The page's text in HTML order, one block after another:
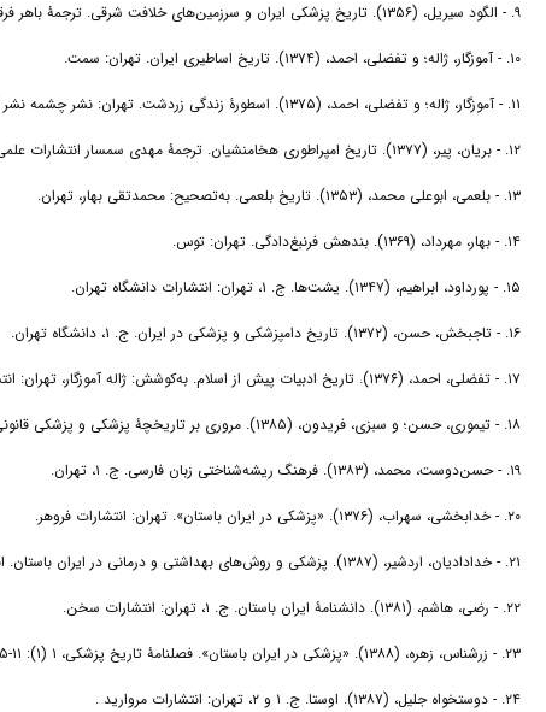
۹. - الگود سیریل، (۱۳۵۶). تاریخ پزشکی ایران و سرزمین‌های خلافت شرقی. ترجمۀ باهر فرقانی تهران: انتشارات امیرکبیر.
۱۰. - آموزگار، ژاله؛ و تفضلی، احمد، (۱۳۷۴). تاریخ اساطیری ایران. تهران: سمت.
۱۱. - آموزگار، ژاله؛ و تفضلی، احمد، (۱۳۷۵). اسطورۀ زندگی زردشت. تهران: نشر چشمه نشر آویشن.
۱۲. - بریان، پیر، (۱۳۷۷). تاریخ امپراطوری هخامنشیان. ترجمۀ مهدی سمسار انتشارات علمی و فرهنگی.
۱۳. - بلعمی، ابوعلی محمد، (۱۳۵۳). تاریخ بلعمی. به‌تصحیح: محمدتقی بهار، تهران.
۱۴. - بهار، مهرداد، (۱۳۶۹). بندهش فرنبغ‌دادگی. تهران: توس.
۱۵. - پورداود، ابراهیم، (۱۳۴۷). یشت‌ها. ج. ۱، تهران: انتشارات دانشگاه تهران.
۱۶. - تاجبخش، حسن، (۱۳۷۲). تاریخ دامپزشکی و پزشکی در ایران. ج. ۱، دانشگاه تهران.
۱۷. - تفضلی، احمد، (۱۳۷۶). تاریخ ادبیات پیش از اسلام. به‌کوشش: ژاله آموزگار، تهران: انتشارات سخن.
۱۸. - تیموری، حسن؛ و سبزی، فریدون، (۱۳۸۵). مروری بر تاریخچۀ پزشکی و پزشکی قانونی لرستان. چ. ۱، انتشار افلاک.
۱۹. - حسن‌دوست، محمد، (۱۳۸۳). فرهنگ ریشه‌شناختی زبان فارسی. ج. ۱، تهران.
۲۰. - خدابخشی، سهراب، (۱۳۷۶). «پزشکی در ایران باستان». تهران: انتشارات فروهر.
۲۱. - خدادادیان، اردشیر، (۱۳۸۷). پزشکی و روش‌های بهداشتی و درمانی در ایران باستان. انتشارات هنر و مردم آن.
۲۲. - رضی، هاشم، (۱۳۸۱). دانشنامۀ ایران باستان. ج. ۱، تهران: انتشارات سخن.
۲۳. - زرشناس، زهره، (۱۳۸۸). «پزشکی در ایران باستان». فصلنامۀ تاریخ پزشکی، ۱ (۱): ۱۱-۳۵. https://doi.org/۱۰,۲۲۰۳۷/mhj.v۱i۱.۱۲۲۹۶
۲۴. - دوستخواه جلیل، (۱۳۸۷). اوستا. ج. ۱ و ۲، تهران: انتشارات مروارید .